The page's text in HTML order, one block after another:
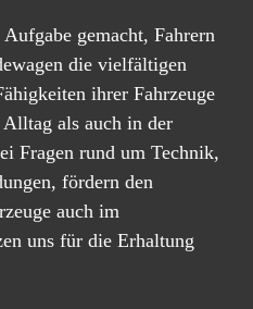
gemacht, Fahrern
die vielfältigen
ihrer Fahrzeuge
als auch in der
Fragen rund um Technik,
fördern den
auch im
uns für die Erhaltung